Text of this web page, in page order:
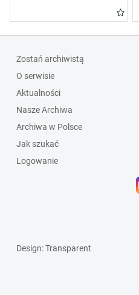
Zostań archiwistą
O serwisie
Aktualności
Nasze Archiwa
Archiwa w Polsce
Jak szukać
Logowanie
Design: Transparent